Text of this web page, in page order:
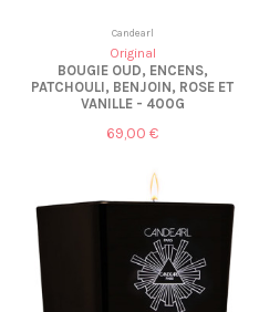
Candearl
Original
BOUGIE OUD, ENCENS,
PATCHOULI, BENJOIN, ROSE ET
VANILLE - 400G
69,00 €